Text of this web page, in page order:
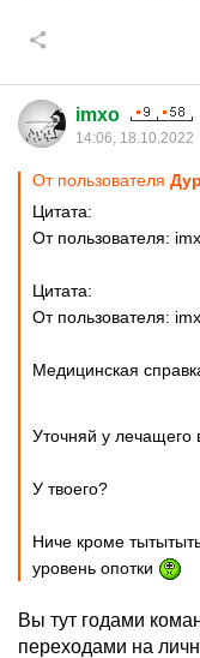
imxo
14:06, 18.10.2022
От пользователя
Цитата:
От пользователя:
Цитата:
От пользователя:
Медицинская
Уточняй у лечащего
У твоего?
Ниче кроме
уровень опотки
Вы тут годами
переходами на